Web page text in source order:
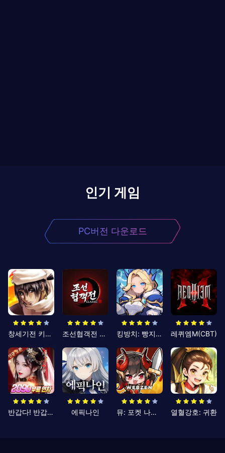
인기 게임
PC버전 다운로드
창세기전 키우기 조선협객전 클래식 킹방치: 빵지의 제왕 레퀴엠M(CBT)
반갑다! 반갑삼국지 에픽나인 뮤: 포켓 나이츠 열혈강호: 귀환